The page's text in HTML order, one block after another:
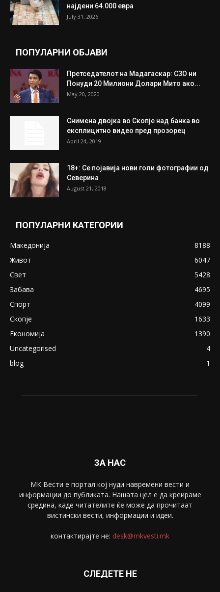
најдени 64.000 евра
July 31, 2026
ПОПУЛАРНИ ОБЈАВИ
Претседателот на Мадагаскар: СЗО ни
Понуди 20 Милиони Долари Мито ако...
May 20, 2020
Снимена двојка во Скопје над банка во
експлицитно видео пред прозорец
April 24, 2019
18+: Се појавија нови голи фотографии од
Северина
August 21, 2018
ПОПУЛАРНИ КАТЕГОРИИ
Македонија
8188
Живот
6047
Свет
5428
Забава
4695
Спорт
4099
Скопје
1633
Економија
1390
Uncategorised
4
blog
1
ЗА НАС
МК Вести е портал коj нуди навремени вести и
информации до публиката. Нашата цел е да креираме
средина, каде читателите ќе може да прочитаат
вистински вести, информации и идеи.
контактирајте не: desk@mkvesti.mk
СЛЕДЕТЕ НЕ